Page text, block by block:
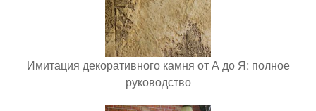
Имитация декоративного камня от А до Я: полное
руководство